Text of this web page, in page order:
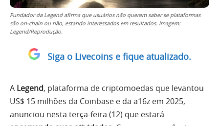
Fundador da Legend afirma que usuários não querem saber se plataformas
são on-chain ou não, estando interessados em resultados. Imagem:
Legend/Reprodução.
Siga o Livecoins e fique atualizado.
A Legend, plataforma de criptomoedas que levantou
US$ 15 milhões da Coinbase e da a16z em 2025,
anunciou nesta terça-feira (12) que estará